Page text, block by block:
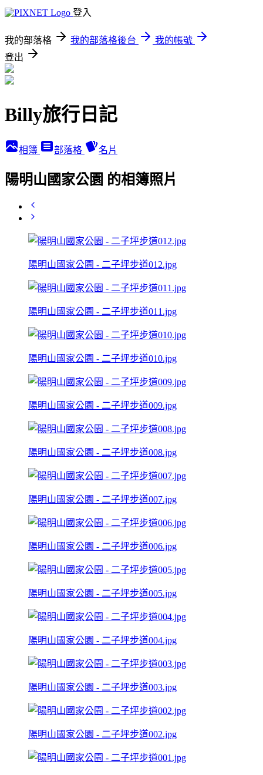
登入
我的部落格 我的部落格後台
我的帳號
登出
Billy旅行日記
相簿 部落格 名片
陽明山國家公園 的相簿照片
陽明山國家公園 - 二子坪步道012.jpg
陽明山國家公園 - 二子坪步道011.jpg
陽明山國家公園 - 二子坪步道010.jpg
陽明山國家公園 - 二子坪步道009.jpg
陽明山國家公園 - 二子坪步道008.jpg
陽明山國家公園 - 二子坪步道007.jpg
陽明山國家公園 - 二子坪步道006.jpg
陽明山國家公園 - 二子坪步道005.jpg
陽明山國家公園 - 二子坪步道004.jpg
陽明山國家公園 - 二子坪步道003.jpg
陽明山國家公園 - 二子坪步道002.jpg